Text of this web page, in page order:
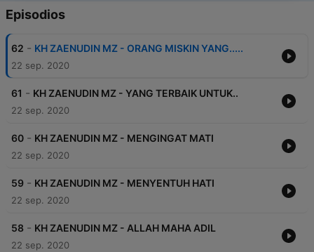
Episodios
62 - KH ZAENUDIN MZ - ORANG MISKIN YANG.....
22 sep. 2020
61 - KH ZAENUDIN MZ - YANG TERBAIK UNTUK..
22 sep. 2020
60 - KH ZAENUDIN MZ - MENGINGAT MATI
22 sep. 2020
59 - KH ZAENUDIN MZ - MENYENTUH HATI
22 sep. 2020
58 - KH ZAENUDIN MZ - ALLAH MAHA ADIL
22 sep. 2020